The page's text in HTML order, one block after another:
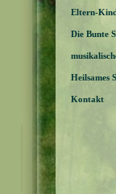
Eltern-
Die Bunte
Heilsames
Kontakt